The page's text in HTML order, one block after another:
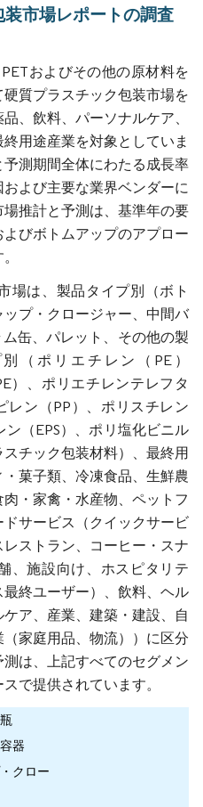
市場レポートの調査
およびその他の原材料を
質プラスチック包装市場を
、飲料、パーソナルケア、
用途産業を対象としていま
測期間全体にわたる成長率
よび主要な業界ベンダーに
推計と予測は、基準年の要
びボトムアップのアプロー
場は、製品タイプ別（ボト
プ・クロージャー、中間バ
缶、パレット、その他の製
（ポリエチレン（PE）
）、ポリエチレンテレフタ
レン（PP）、ポリスチレン
ン（EPS）、ポリ塩化ビニル
スチック包装材料）、最終用
菓子類、冷凍食品、生鮮農
・家禽・水産物、ペットフ
サービス（クイックサービ
ストラン、コーヒー・スナ
、施設向け、ホスピタリテ
終ユーザー）、飲料、ヘル
ア、産業、建築・建設、自
家庭用品、物流））に区分
は、上記すべてのセグメン
で提供されています。
器
クロー